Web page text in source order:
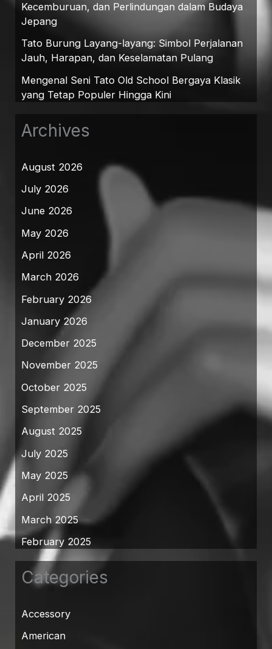
Kecemburuan, dan Perlindungan dalam Budaya
Jepang
Tato Burung Layang-layang: Simbol Perjalanan
Jauh, Harapan, dan Keselamatan Pulang
Mengenal Seni Tato Old School Bergaya Klasik
yang Tetap Populer Hingga Kini
Archives
August 2026
July 2026
June 2026
May 2026
April 2026
March 2026
February 2026
January 2026
December 2025
November 2025
October 2025
September 2025
August 2025
July 2025
May 2025
April 2025
March 2025
February 2025
Categories
Accessory
American